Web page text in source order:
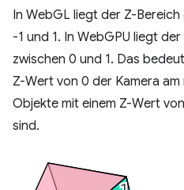
In WebGL liegt der Z-Bereich
-1 und 1. In WebGPU liegt
zwischen 0 und 1. Das
Z-Wert von 0 der Kamera
Objekte mit einem Z-Wert
sind.